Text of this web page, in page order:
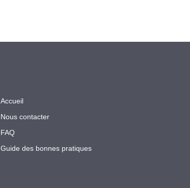
Accueil
Nous contacter
FAQ
Guide des bonnes pratiques